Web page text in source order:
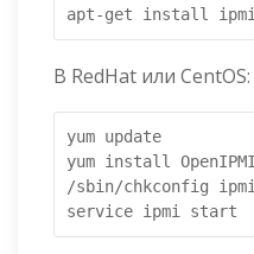
apt-get install
В RedHat или CentOS:
yum update
yum install
/sbin/chkconfig
service ipmi start